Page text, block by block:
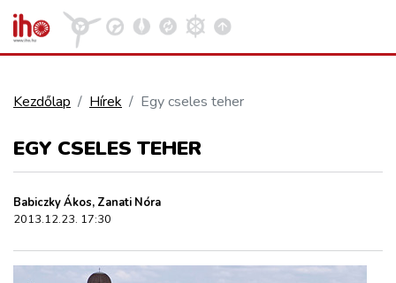
Kezdőlap Hírek Egy cseles teher
EGY CSELES TEHER
Babiczky Ákos, Zanati Nóra
2013.12.23. 17:30